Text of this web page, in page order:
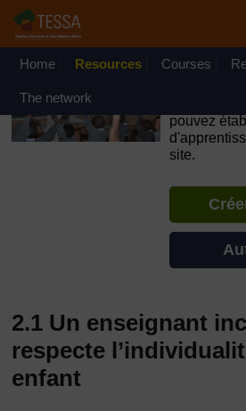
Passer au contenu principal
OpenLearn Create will be
August 2026 from 8am to 10.30am
Home Resources Courses
The network
pouvez
site.
2.1 Un enseignant
respecte
enfant